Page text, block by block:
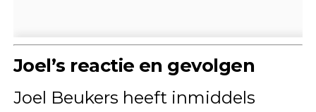
Joel’s reactie en gevolgen
Joel Beukers heeft inmiddels